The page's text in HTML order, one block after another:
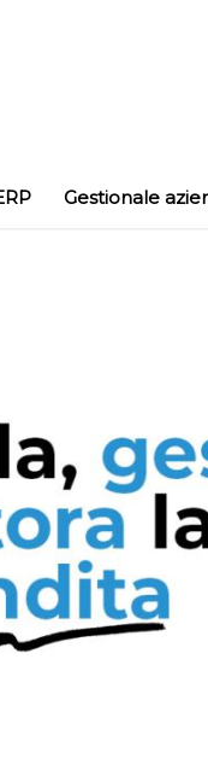
Gestionale